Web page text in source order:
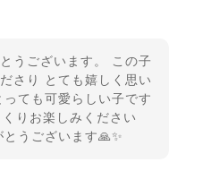
うございます。 この子
さり とても嬉しく思い
ても可愛らしい子です
りお楽しみください
うございます🙏✨